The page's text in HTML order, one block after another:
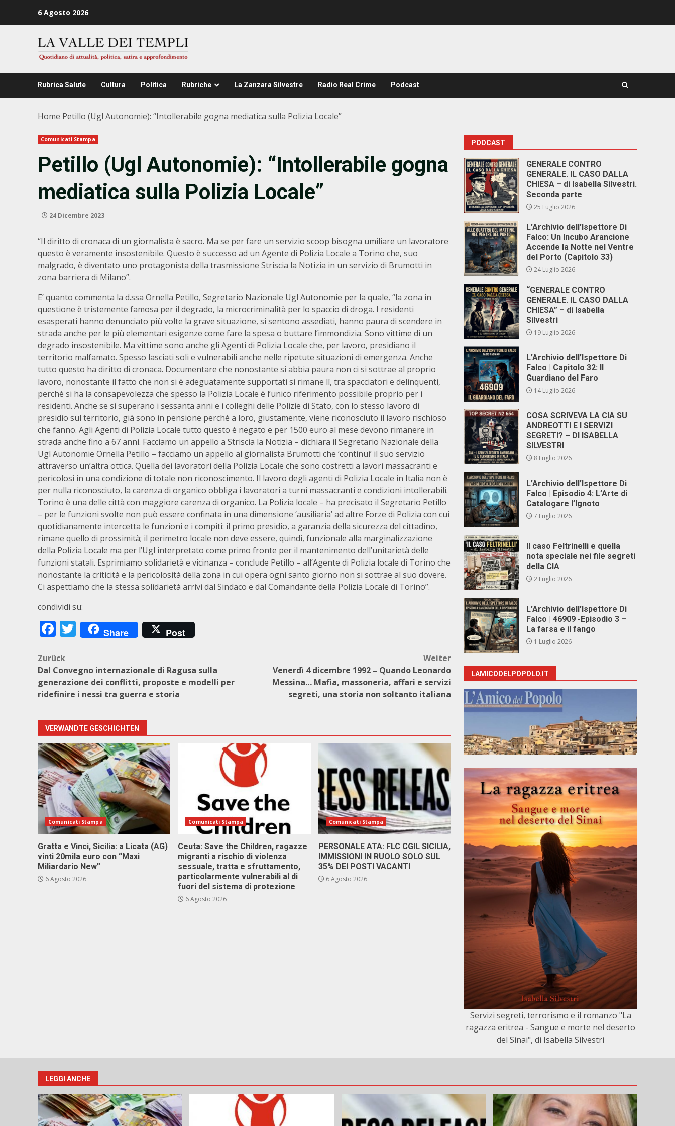
6 Agosto 2026
Rubrica Salute Cultura Politica Rubriche La Zanzara Silvestre Radio Real Crime Podcast
Home Petillo (Ugl Autonomie): “Intollerabile gogna mediatica sulla Polizia Locale”
Comunicati Stampa
Petillo (Ugl Autonomie): “Intollerabile gogna
mediatica sulla Polizia Locale”
24 Dicembre 2023
“Il diritto di cronaca di un giornalista è sacro. Ma se per fare un servizio scoop bisogna umiliare un lavoratore
questo è veramente insostenibile. Questo è successo ad un Agente di Polizia Locale a Torino che, suo
malgrado, è diventato uno protagonista della trasmissione Striscia la Notizia in un servizio di Brumotti in
zona barriera di Milano”.
E’ quanto commenta la d.ssa Ornella Petillo, Segretario Nazionale Ugl Autonomie per la quale, “la zona in
questione è tristemente famosa per il degrado, la microcriminalità per lo spaccio di droga. I residenti
esasperati hanno denunciato più volte la grave situazione, si sentono assediati, hanno paura di scendere in
strada anche per le più elementari esigenze come fare la spesa o buttare l’immondizia. Sono vittime di un
degrado insostenibile. Ma vittime sono anche gli Agenti di Polizia Locale che, per lavoro, presidiano il
territorio malfamato. Spesso lasciati soli e vulnerabili anche nelle ripetute situazioni di emergenza. Anche
tutto questo ha diritto di cronaca. Documentare che nonostante si abbia paura non ci si sottrae al proprio
lavoro, nonostante il fatto che non si è adeguatamente supportati si rimane lì, tra spacciatori e delinquenti,
perché si ha la consapevolezza che spesso la Polizia Locale è l’unico riferimento possibile proprio per i
residenti. Anche se si superano i sessanta anni e i colleghi delle Polizie di Stato, con lo stesso lavoro di
presidio sul territorio, già sono in pensione perché a loro, giustamente, viene riconosciuto il lavoro rischioso
che fanno. Agli Agenti di Polizia Locale tutto questo è negato e per 1500 euro al mese devono rimanere in
strada anche fino a 67 anni. Facciamo un appello a Striscia la Notizia – dichiara il Segretario Nazionale della
Ugl Autonomie Ornella Petillo – facciamo un appello al giornalista Brumotti che ‘continui’ il suo servizio
attraverso un’altra ottica. Quella dei lavoratori della Polizia Locale che sono costretti a lavori massacranti e
pericolosi in una condizione di totale non riconoscimento. Il lavoro degli agenti di Polizia Locale in Italia non è
per nulla riconosciuto, la carenza di organico obbliga i lavoratori a turni massacranti e condizioni intollerabili.
Torino è una delle città con maggiore carenza di organico. La Polizia locale – ha precisato il Segretario Petillo
– per le funzioni svolte non può essere confinata in una dimensione ‘ausiliaria’ ad altre Forze di Polizia con cui
quotidianamente intercetta le funzioni e i compiti: il primo presidio, a garanzia della sicurezza del cittadino,
rimane quello di prossimità; il perimetro locale non deve essere, quindi, funzionale alla marginalizzazione
della Polizia Locale ma per l’Ugl interpretato come primo fronte per il mantenimento dell’unitarietà delle
funzioni statali. Esprimiamo solidarietà e vicinanza – conclude Petillo – all’Agente di Polizia locale di Torino che
nonostante la criticità e la pericolosità della zona in cui opera ogni santo giorno non si sottrae al suo dovere.
Ci aspettiamo che la stessa solidarietà arrivi dal Sindaco e dal Comandante della Polizia Locale di Torino”.
condividi su:
Facebook
Twitter
Share Post
Beitragsnavigation
Zurück
Dal Convegno internazionale di Ragusa sulla
generazione dei conflitti, proposte e modelli per
ridefinire i nessi tra guerra e storia
Weiter
Venerdì 4 dicembre 1992 – Quando Leonardo
Messina… Mafia, massoneria, affari e servizi
segreti, una storia non soltanto italiana
VERWANDTE GESCHICHTEN
Comunicati Stampa
Gratta e Vinci, Sicilia: a Licata (AG)
vinti 20mila euro con “Maxi
Miliardario New”
6 Agosto 2026
Comunicati Stampa
Ceuta: Save the Children, ragazze
migranti a rischio di violenza
sessuale, tratta e sfruttamento,
particolarmente vulnerabili al di
fuori del sistema di protezione
6 Agosto 2026
Comunicati Stampa
PERSONALE ATA: FLC CGIL SICILIA,
IMMISSIONI IN RUOLO SOLO SUL
35% DEI POSTI VACANTI
6 Agosto 2026
PODCAST
GENERALE CONTRO
GENERALE. IL CASO DALLA
CHIESA – di Isabella Silvestri.
Seconda parte
25 Luglio 2026
L’Archivio dell’Ispettore Di
Falco: Un Incubo Arancione
Accende la Notte nel Ventre
del Porto (Capitolo 33)
24 Luglio 2026
“GENERALE CONTRO
GENERALE. IL CASO DALLA
CHIESA” – di Isabella
Silvestri
19 Luglio 2026
L’Archivio dell’Ispettore Di
Falco | Capitolo 32: Il
Guardiano del Faro
14 Luglio 2026
COSA SCRIVEVA LA CIA SU
ANDREOTTI E I SERVIZI
SEGRETI? – DI ISABELLA
SILVESTRI
8 Luglio 2026
L’Archivio dell’Ispettore Di
Falco | Episodio 4: L’Arte di
Catalogare l’Ignoto
7 Luglio 2026
Il caso Feltrinelli e quella
nota speciale nei file segreti
della CIA
2 Luglio 2026
L’Archivio dell’Ispettore Di
Falco | 46909 -Episodio 3 –
La farsa e il fango
1 Luglio 2026
LAMICODELPOPOLO.IT
Servizi segreti, terrorismo e il romanzo "La
ragazza eritrea - Sangue e morte nel deserto
del Sinai", di Isabella Silvestri
LEGGI ANCHE